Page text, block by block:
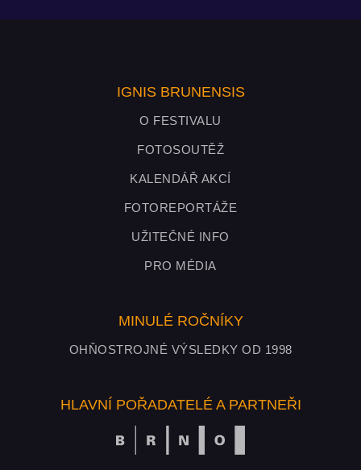
IGNIS BRUNENSIS
O FESTIVALU
FOTOSOUTĚŽ
KALENDÁŘ AKCÍ
FOTOREPORTÁŽE
UŽITEČNÉ INFO
PRO MÉDIA
MINULÉ ROČNÍKY
OHŇOSTROJNÉ VÝSLEDKY OD 1998
HLAVNÍ POŘADATELÉ A PARTNEŘI